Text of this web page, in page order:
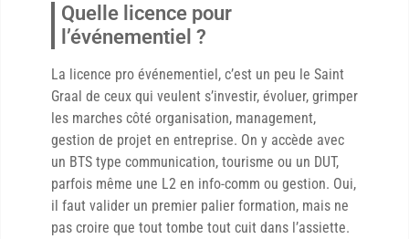
Quelle licence pour
l’événementiel ?
La licence pro événementiel, c’est un peu le Saint
Graal de ceux qui veulent s’investir, évoluer, grimper
les marches côté organisation, management,
gestion de projet en entreprise. On y accède avec
un BTS type communication, tourisme ou un DUT,
parfois même une L2 en info-comm ou gestion. Oui,
il faut valider un premier palier formation, mais ne
pas croire que tout tombe tout cuit dans l’assiette.